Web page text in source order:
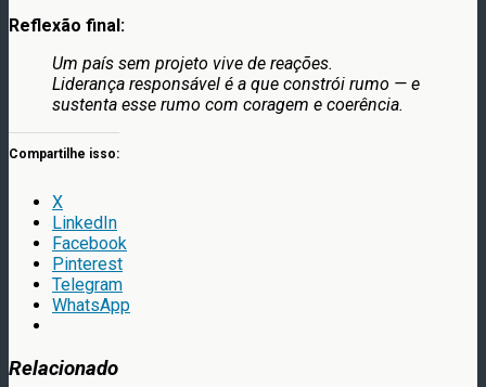
Reflexão final:
Um país sem projeto vive de reações.
Liderança responsável é a que constrói rumo — e
sustenta esse rumo com coragem e coerência.
Compartilhe isso:
X
LinkedIn
Facebook
Pinterest
Telegram
WhatsApp
Relacionado